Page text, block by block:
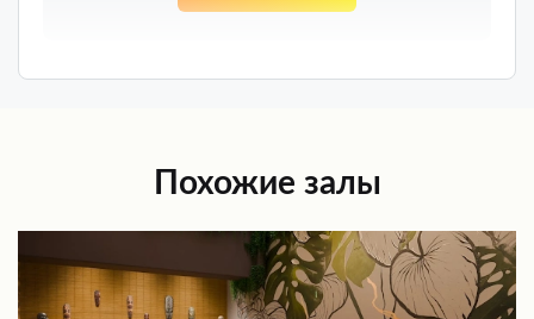
Похожие залы